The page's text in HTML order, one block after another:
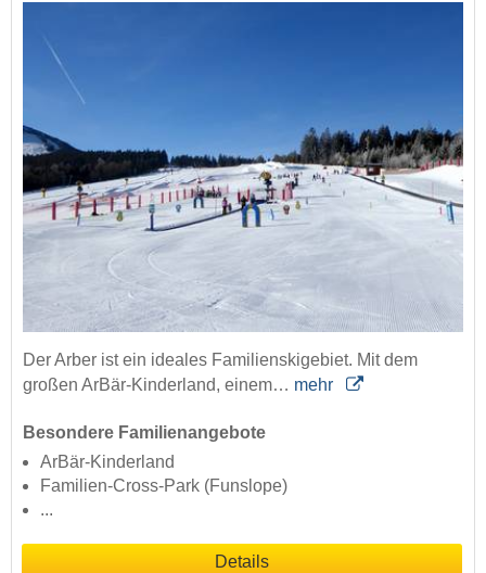
Der Arber ist ein ideales Familienskigebiet. Mit dem
großen ArBär-Kinderland, einem… mehr
Besondere Familienangebote
ArBär-Kinderland
Familien-Cross-Park (Funslope)
...
Details